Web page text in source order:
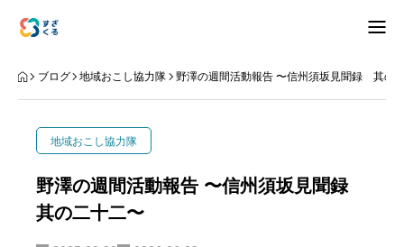
アバウト
ナリワイ
ブログ 地域おこし協力隊 野澤の週間活動報告 〜信州須坂見聞録 其の
地域おこし協力隊
野澤の週間活動報告 〜信州須坂見聞録
其の二十二〜